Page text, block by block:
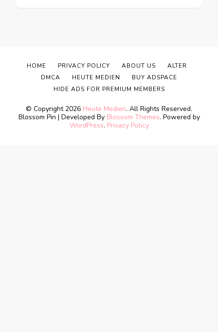
© Copyright 2026 Heute Medien. All Rights Reserved.
Blossom Pin | Developed By Blossom Themes. Powered by
WordPress. Privacy Policy
HOME PRIVACY POLICY ABOUT US
ALTER
DMCA
HEUTE MEDIEN
BUY ADSPACE
HIDE ADS FOR PREMIUM MEMBERS